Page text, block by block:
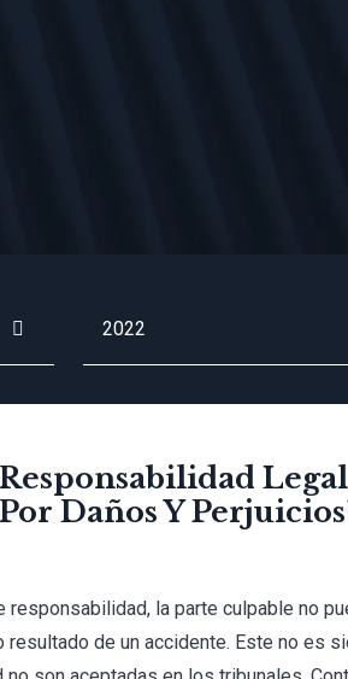
Daños Y
la parte culpable no
de un accidente. Este no es